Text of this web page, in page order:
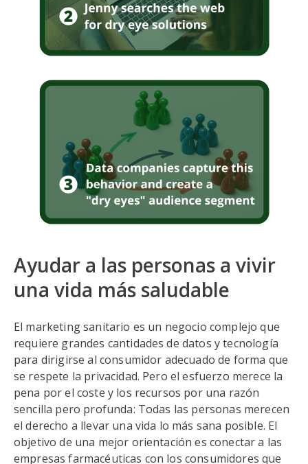
Ayudar a las personas a vivir
una vida más saludable
El marketing sanitario es un negocio complejo que
requiere grandes cantidades de datos y tecnología
para dirigirse al consumidor adecuado de forma que
se respete la privacidad. Pero el esfuerzo merece la
pena por el coste y los recursos por una razón
sencilla pero profunda: Todas las personas merecen
el derecho a llevar una vida lo más sana posible. El
objetivo de una mejor orientación es conectar a las
empresas farmacéuticas con los consumidores que